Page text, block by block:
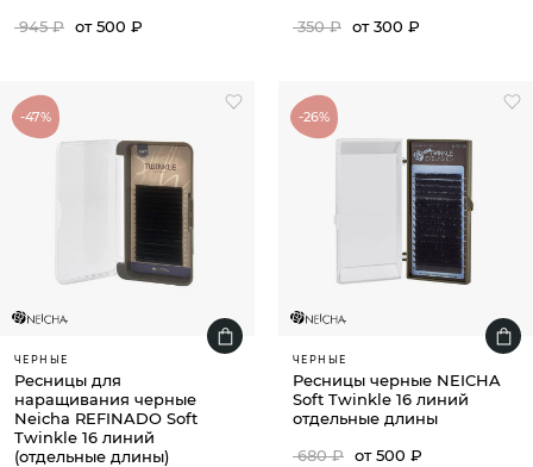
945 ₽ от 500 ₽
350 ₽ от 300 ₽
-47%
ЧЕРНЫЕ
Ресницы для
наращивания черные
Neicha REFINADO Soft
Twinkle 16 линий
(отдельные длины)
-26%
ЧЕРНЫЕ
Ресницы черные NEICHA
Soft Twinkle 16 линий
отдельные длины
680 ₽ от 500 ₽